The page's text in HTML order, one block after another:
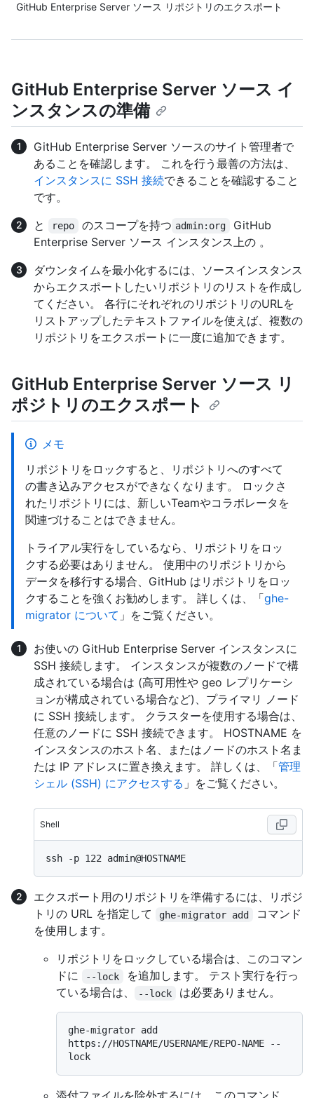
GitHub Enterprise Server ソース リポジトリのエクスポート
GitHub Enterprise Server ソース イ
ンスタンスの準備
GitHub Enterprise Server ソースのサイト管理者で
あることを確認します。 これを行う最善の方法は、
インスタンスに SSH 接続できることを確認すること
です。
と
repo のスコープを持つ admin:org
GitHub
Enterprise Server ソース インスタンス上の 。
ダウンタイムを最小化するには、ソースインスタンス
からエクスポートしたいリポジトリのリストを作成し
てください。 各行にそれぞれのリポジトリのURLを
リストアップしたテキストファイルを使えば、複数の
リポジトリをエクスポートに一度に追加できます。
GitHub Enterprise Server ソース リ
ポジトリのエクスポート
メモ
リポジトリをロックすると、リポジトリへのすべて
の書き込みアクセスができなくなります。 ロックさ
れたリポジトリには、新しいTeamやコラボレータを
関連づけることはできません。
トライアル実行をしているなら、リポジトリをロッ
クする必要はありません。 使用中のリポジトリから
データを移行する場合、GitHub はリポジトリをロッ
クすることを強くお勧めします。 詳しくは、「ghe-
migrator について 」をご覧ください。
お使いの GitHub Enterprise Server インスタンスに
SSH 接続します。 インスタンスが複数のノードで構
成されている場合は (高可用性や geo レプリケーシ
ョンが構成されている場合など)、プライマリ ノード
に SSH 接続します。 クラスターを使用する場合は、
任意のノードに SSH 接続できます。 HOSTNAME を
インスタンスのホスト名、またはノードのホスト名ま
たは IP アドレスに置き換えます。 詳しくは、「管理
シェル (SSH) にアクセスする 」をご覧ください。
Shell
エクスポート用のリポジトリを準備するには、リポジ
トリの URL を指定して
ghe-migrator add
コマンド
を使用します。
リポジトリをロックしている場合は、このコマン
ドに
--lock
を追加します。 テスト実行を行っ
ている場合は、
--lock は必要ありません。
ghe-migrator add
https://HOSTNAME/USERNAME/REPO-NAME --